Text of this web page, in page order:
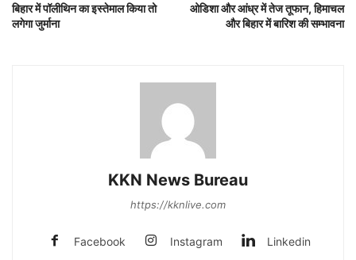
बिहार में पॉलीथिन का इस्तेमाल किया तो
लगेगा जुर्माना
ओडिशा और आंध्र में तेज तूफान, हिमाचल
और बिहार में बारिश की सम्भावना
KKN News Bureau
https://kknlive.com
Facebook Instagram Linkedin